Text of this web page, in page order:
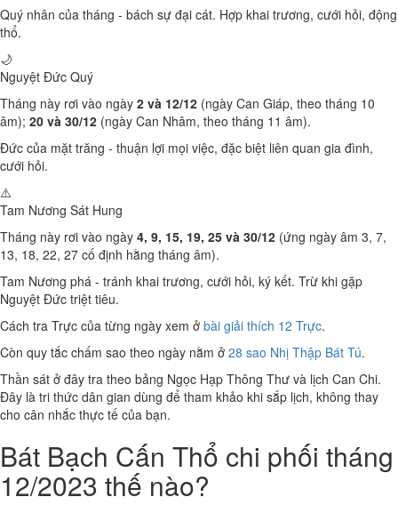
Quý nhân của tháng - bách sự đại cát. Hợp khai trương, cưới hỏi, động
thổ.
🌙
Nguyệt Đức Quý
Tháng này rơi vào ngày 2 và 12/12 (ngày Can Giáp, theo tháng 10
âm); 20 và 30/12 (ngày Can Nhâm, theo tháng 11 âm).
Đức của mặt trăng - thuận lợi mọi việc, đặc biệt liên quan gia đình,
cưới hỏi.
⚠️
Tam Nương Sát Hung
Tháng này rơi vào ngày 4, 9, 15, 19, 25 và 30/12 (ứng ngày âm 3, 7,
13, 18, 22, 27 cố định hằng tháng âm).
Tam Nương phá - tránh khai trương, cưới hỏi, ký kết. Trừ khi gặp
Nguyệt Đức triệt tiêu.
Cách tra Trực của từng ngày xem ở bài giải thích 12 Trực.
Còn quy tắc chấm sao theo ngày nằm ở 28 sao Nhị Thập Bát Tú.
Thần sát ở đây tra theo bảng Ngọc Hạp Thông Thư và lịch Can Chi.
Đây là tri thức dân gian dùng để tham khảo khi sắp lịch, không thay
cho cân nhắc thực tế của bạn.
Bát Bạch Cấn Thổ chi phối tháng
12/2023 thế nào?